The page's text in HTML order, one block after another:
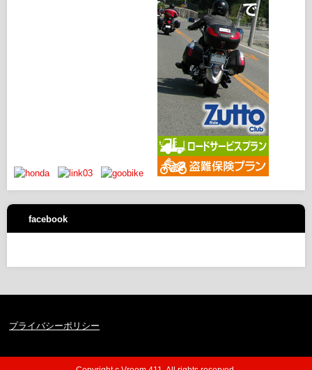
facebook
プライバシーポリシー